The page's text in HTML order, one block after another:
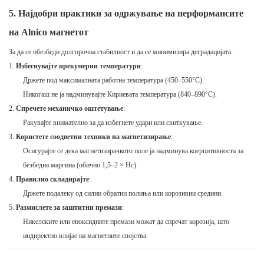
5. Најдобри практики за одржување на перформансите
на Alnico магнетот
За да се обезбеди долгорочна стабилност и да се минимизира деградацијата:
Избегнувајте прекумерни температури:
Држете под максималната работна температура (450–550°C).
Никогаш не ја надминувајте Кириевата температура (840–890°C).
Спречете механичко оштетување:
Ракувајте внимателно за да избегнете удари или свиткување.
Користете соодветни техники на магнетизирање:
Осигурајте се дека магнетизирачкото поле ја надминува коерцитивноста за
безбедна маргина (обично 1,5–2 × Hc).
Правилно складирајте:
Држете подалеку од силни обратни полиња или корозивни средини.
Размислете за заштитни премази:
Никелските или епоксидните премази можат да спречат корозија, што
индиректно влијае на магнетните својства.